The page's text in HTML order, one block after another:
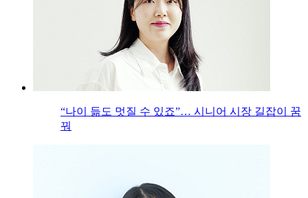
“나이 듦도 멋질 수 있죠”… 시니어 시장 길잡이 꿈
꿔